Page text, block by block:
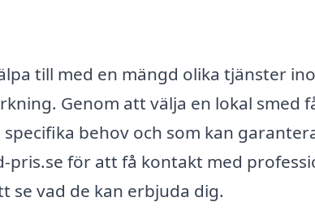
till med en mängd olika tjänster
Genom att välja en lokal smed
behov och som kan
för att få kontakt med
vad de kan erbjuda dig.